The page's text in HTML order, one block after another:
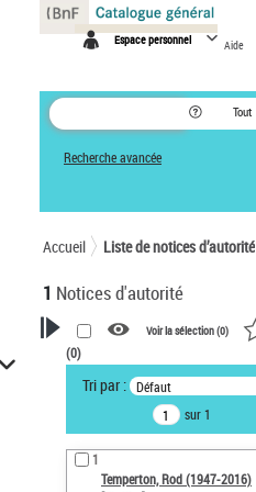
Espace personnel Aide
Tout
Recherche avancée
Accueil Liste de notices d’autorité
1 Notices d'autorité
VOTRE RECHERCHE
Recherche avancée dans les
notices d’autorité
Œuvres liées à l'auteur :
Temperton, Rod (1947-2016)
Voir la sélection (0)
(0)
Tri par : Défaut
sur 1
1
Temperton, Rod (1947-2016)
Panneau de gestion des cookies